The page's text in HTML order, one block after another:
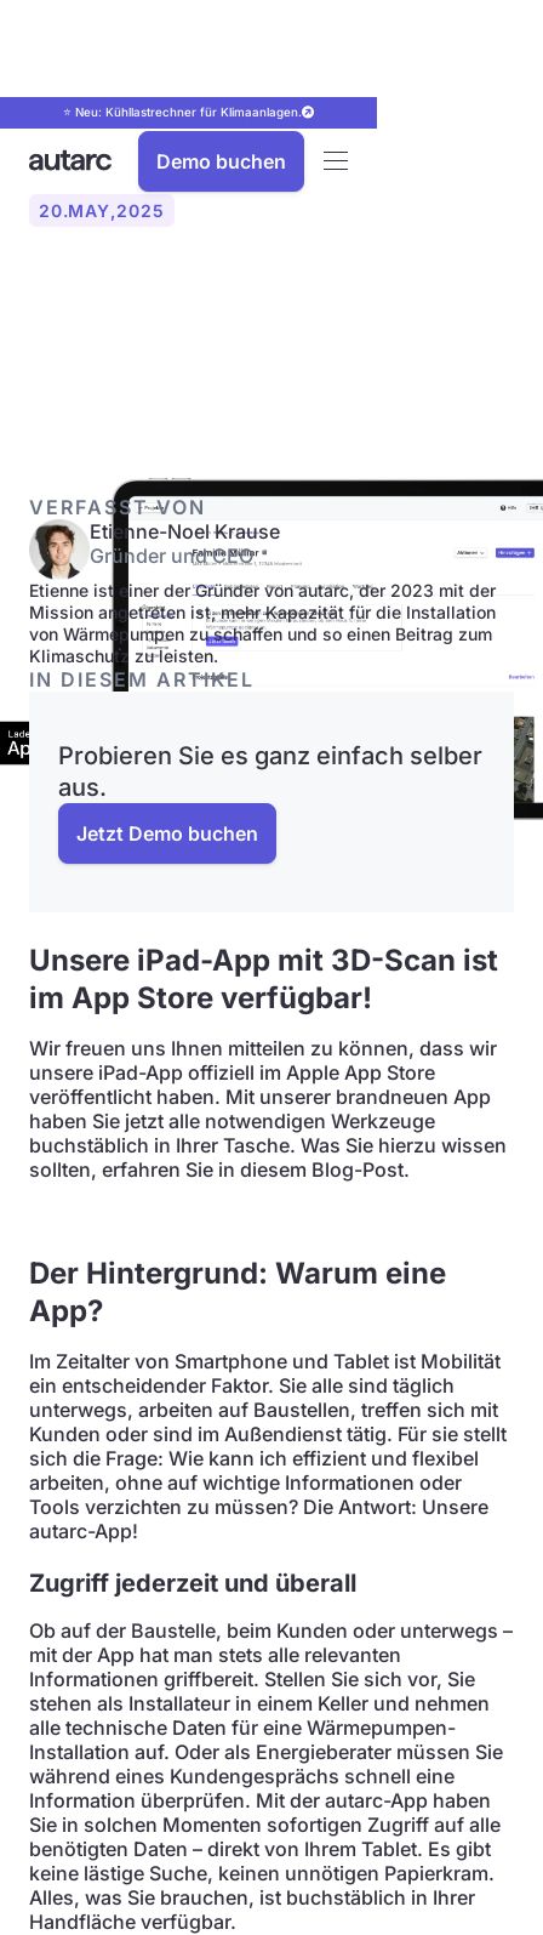
⭐ Neu: Kühllastrechner für Klimaanlagen.
Demo buchen
20.MAY,2025
VERFASST VON
Etienne-Noel Krause
Gründer und CEO
Etienne ist einer der Gründer von autarc, der 2023 mit der
Mission angetreten ist, mehr Kapazität für die Installation
von Wärmepumpen zu schaffen und so einen Beitrag zum
Klimaschutz zu leisten.
IN DIESEM ARTIKEL
Probieren Sie es ganz einfach selber
aus.
Jetzt Demo buchen
Unsere iPad-App mit 3D-Scan ist
im App Store verfügbar!
Wir freuen uns Ihnen mitteilen zu können, dass wir
unsere iPad-App offiziell im Apple App Store
veröffentlicht haben. Mit unserer brandneuen App
haben Sie jetzt alle notwendigen Werkzeuge
buchstäblich in Ihrer Tasche. Was Sie hierzu wissen
sollten, erfahren Sie in diesem Blog-Post.
Der Hintergrund: Warum eine
App?
Im Zeitalter von Smartphone und Tablet ist Mobilität
ein entscheidender Faktor. Sie alle sind täglich
unterwegs, arbeiten auf Baustellen, treffen sich mit
Kunden oder sind im Außendienst tätig. Für sie stellt
sich die Frage: Wie kann ich effizient und flexibel
arbeiten, ohne auf wichtige Informationen oder
Tools verzichten zu müssen? Die Antwort: Unsere
autarc-App!
Zugriff jederzeit und überall
Ob auf der Baustelle, beim Kunden oder unterwegs –
mit der App hat man stets alle relevanten
Informationen griffbereit. Stellen Sie sich vor, Sie
stehen als Installateur in einem Keller und nehmen
alle technische Daten für eine Wärmepumpen-
Installation auf. Oder als Energieberater müssen Sie
während eines Kundengesprächs schnell eine
Information überprüfen. Mit der autarc-App haben
Sie in solchen Momenten sofortigen Zugriff auf alle
benötigten Daten – direkt von Ihrem Tablet. Es gibt
keine lästige Suche, keinen unnötigen Papierkram.
Alles, was Sie brauchen, ist buchstäblich in Ihrer
Handfläche verfügbar.